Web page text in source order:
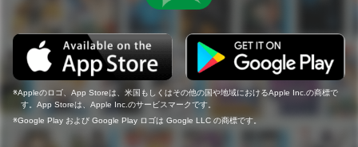
Appleのロゴ、App Storeは、米国もしくはその他の国や地域におけるApple Inc.の商標で
す。App Storeは、Apple Inc.のサービスマークです。
Google Play および Google Play ロゴは Google LLC の商標です。